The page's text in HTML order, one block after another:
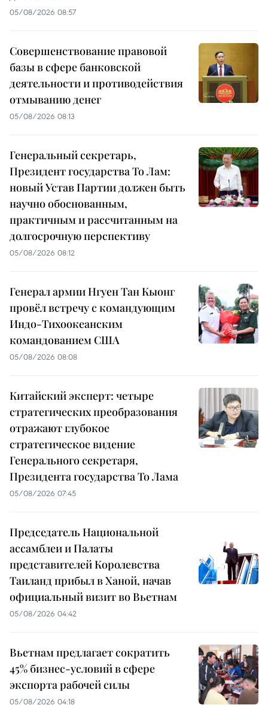
05/08/2026 08:57
Совершенствование правовой
базы в сфере банковской
деятельности и противодействия
отмыванию денег
05/08/2026 08:13
Генеральный секретарь,
Президент государства То Лам:
новый Устав Партии должен быть
научно обоснованным,
практичным и рассчитанным на
долгосрочную перспективу
05/08/2026 08:12
Генерал армии Нгуен Тан Кыонг
провёл встречу с командующим
Индо-Тихоокеанским
командованием США
05/08/2026 08:08
Китайский эксперт: четыре
стратегических преобразования
отражают глубокое
стратегическое видение
Генерального секретаря,
Президента государства То Лама
05/08/2026 07:45
Председатель Национальной
ассамблеи и Палаты
представителей Королевства
Таиланд прибыл в Ханой, начав
официальный визит во Вьетнам
05/08/2026 04:42
Вьетнам предлагает сократить
45% бизнес-условий в сфере
экспорта рабочей силы
05/08/2026 04:18